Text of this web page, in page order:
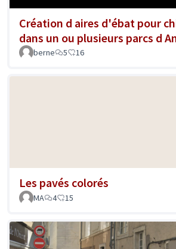
Création d aires d'ébat pour
dans un ou plusieurs parcs d
berne 5 16
Les pavés colorés
MA
4 15